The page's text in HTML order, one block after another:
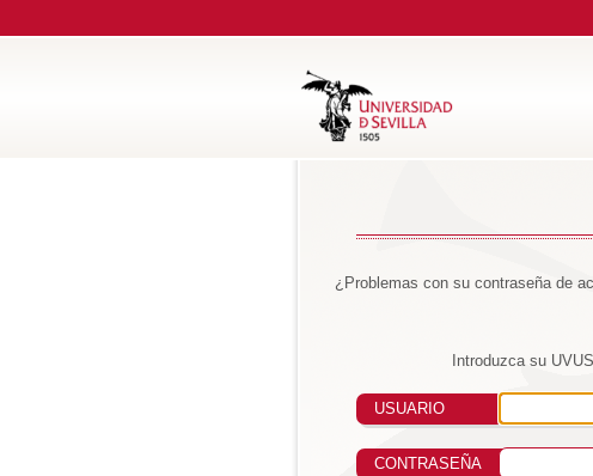
¿Problemas con su contraseña de
Introduzca su
USUARIO
CONTRASEÑA